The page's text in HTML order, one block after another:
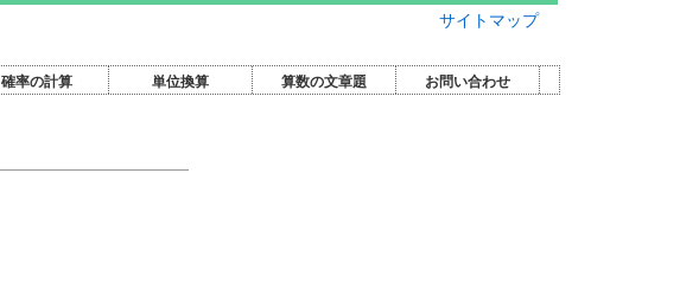
サイトマップ
確率の計算 単位換算 算数の文章題 お問い合わせ